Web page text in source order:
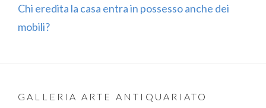
Chi eredita la casa entra in possesso anche dei
mobili?
GALLERIA ARTE ANTIQUARIATO